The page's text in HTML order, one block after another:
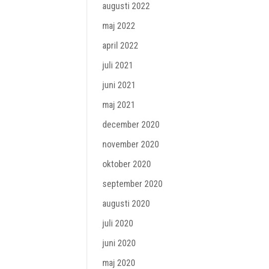
augusti 2022
maj 2022
april 2022
juli 2021
juni 2021
maj 2021
december 2020
november 2020
oktober 2020
september 2020
augusti 2020
juli 2020
juni 2020
maj 2020